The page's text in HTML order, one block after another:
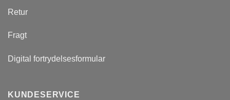
Retur
Fragt
Digital fortrydelsesformular
KUNDESERVICE